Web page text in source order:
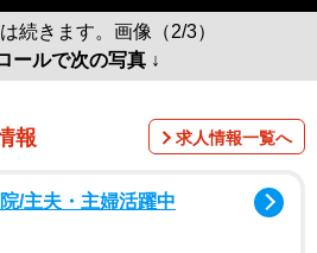
続きます。画像（2/3）
ールで次の写真 ↓
報 求人情報一覧へ
/主夫・主婦活躍中